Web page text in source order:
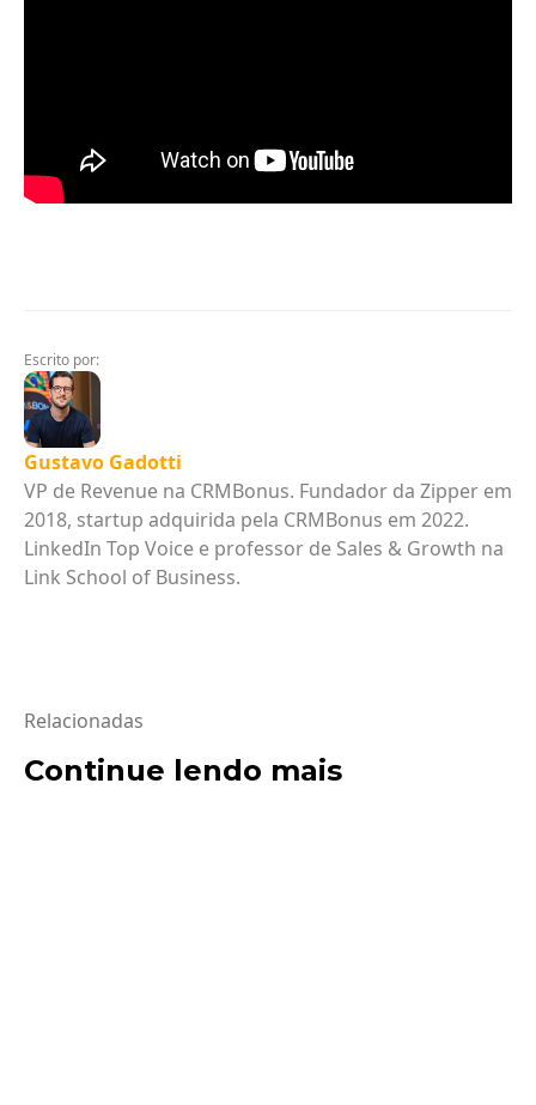
Escrito por:
Gustavo Gadotti
VP de Revenue na CRMBonus. Fundador da Zipper em
2018, startup adquirida pela CRMBonus em 2022.
LinkedIn Top Voice e professor de Sales & Growth na
Link School of Business.
Relacionadas
Continue lendo mais